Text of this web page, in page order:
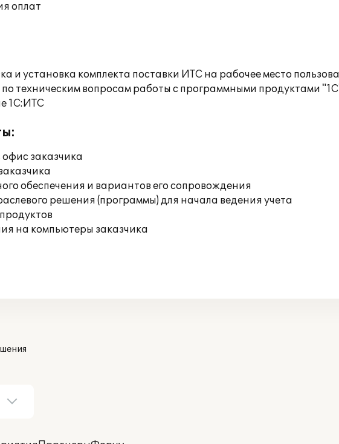
оплат
и установка комплекта поставки ИТС на рабочее место
техническим вопросам работы с программными продуктами
1С:ИТС
заказчика
обеспечения и вариантов его сопровождения
решения (программы) для начала ведения учета
на компьютеры заказчика